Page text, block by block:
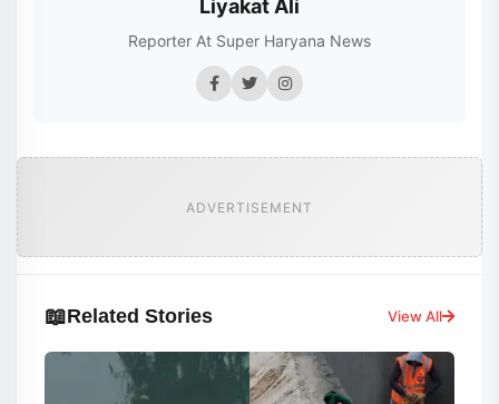
Liyakat Ali
Reporter At Super Haryana News
ADVERTISEMENT
📖Related Stories View All